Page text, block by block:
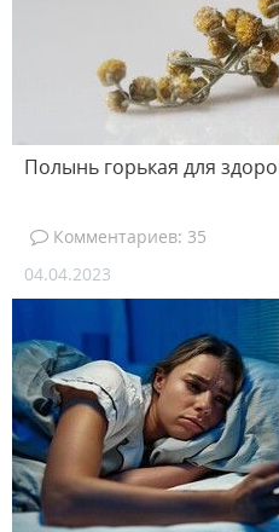
Полынь горькая для
Комментариев: 35
04.04.2023